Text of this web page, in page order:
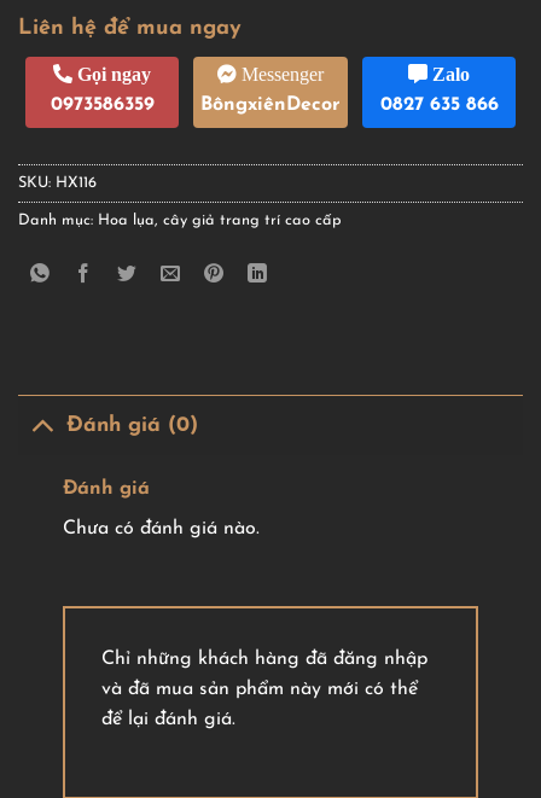
Liên hệ để mua ngay
Gọi ngay
0973586359
Messenger
BôngxiênDecor
Zalo
0827 635 866
SKU: HX116
Danh mục: Hoa lụa, cây giả trang trí cao cấp
Đánh giá (0)
Đánh giá
Chưa có đánh giá nào.
Chỉ những khách hàng đã đăng nhập
và đã mua sản phẩm này mới có thể
để lại đánh giá.